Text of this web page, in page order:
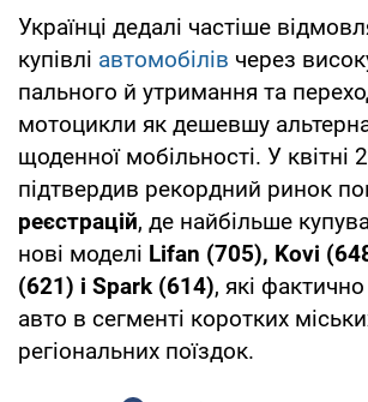
Українці дедалі частіше
купівлі автомобілів через
пального й утримання та
мотоцикли як дешевшу
щоденної мобільності. У квітні
підтвердив рекордний ринок
реєстрацій, де найбільше
нові моделі Lifan (705), Kovi
(621) і Spark (614), які
авто в сегменті коротких
регіональних поїздок.